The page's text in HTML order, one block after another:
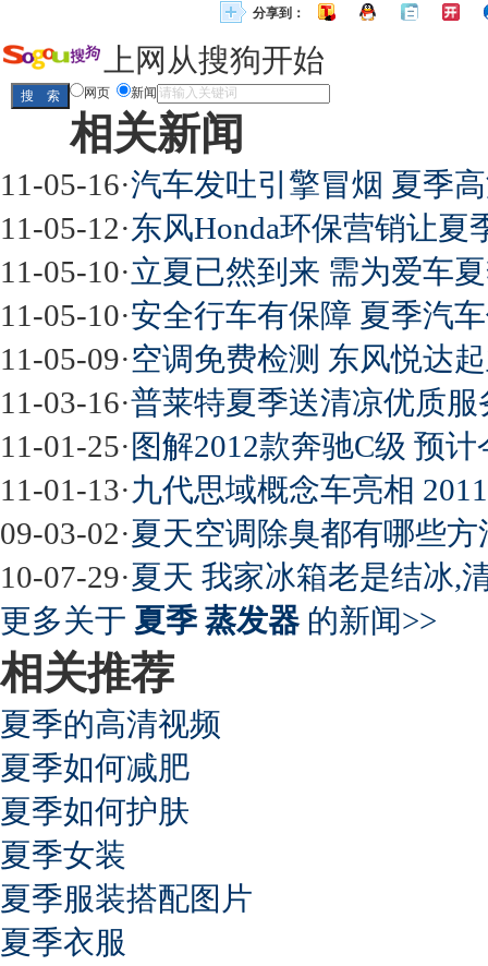
分享到：
上网从搜狗开始
网页 新闻
相关新闻
11-05-16·汽车发吐引擎冒烟 夏季
11-05-12·东风Honda环保营销让夏
11-05-10·立夏已然到来 需为爱车
11-05-10·安全行车有保障 夏季汽
11-05-09·空调免费检测 东风悦达
11-03-16·普莱特夏季送清凉优质
11-01-25· 图解2012款奔驰C级 预
11-01-13·九代思域概念车亮相
09-03-02·夏天空调除臭都有哪些方
10-07-29·夏天 我家冰箱老是结冰,
更多关于 夏季 蒸发器 的新闻>>
相关推荐
夏季的高清视频
夏季如何减肥
夏季如何护肤
夏季女装
夏季服装搭配图片
夏季衣服